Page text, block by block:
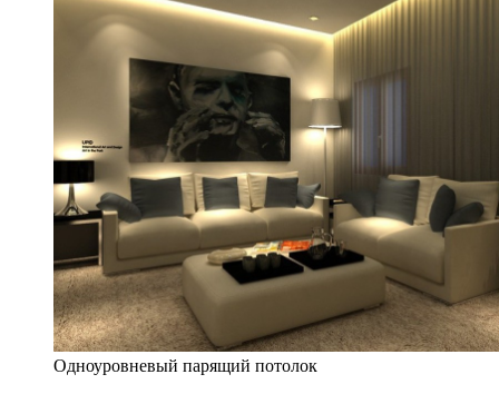
Одноуровневый парящий потолок